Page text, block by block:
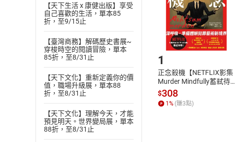
【天下生活 x 康健出版】享受
自己喜歡的生活，單本85
折，至9/15止
【臺灣商務】解碼歷史書展~
穿梭時空的閱讀冒險，單本
85折，至8/31止
【天下文化】重新定義你的價
值，職場升級展，單本88
折，至8/31止
【天下文化】理解今天，才能
預見明天。世界變局展，單本
88折，至8/31止
請注意，樂天市場須
購書後，如何開
Step1.選擇閱
1
正念殺機【NETFLIX影集
Murder Mindfully蓄弒待
發】【電子書】
$308
1% (賺3點)